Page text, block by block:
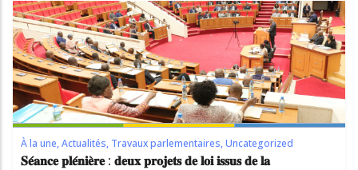
À la une,Actualités, Travaux parlementaires,Uncategorized
𝐒𝐞́𝐚𝐧𝐜𝐞 𝐩𝐥𝐞́𝐧𝐢𝐞̀𝐫𝐞 : 𝐝𝐞𝐮𝐱 𝐩𝐫𝐨𝐣𝐞𝐭𝐬 𝐝𝐞 𝐥𝐨𝐢 𝐢𝐬𝐬𝐮𝐬 𝐝𝐞 𝐥𝐚